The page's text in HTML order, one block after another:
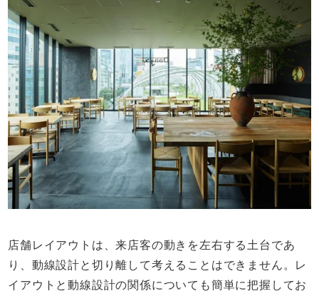
店舗レイアウトは、来店客の動きを左右する土台であ
り、動線設計と切り離して考えることはできません。レ
イアウトと動線設計の関係についても簡単に把握してお